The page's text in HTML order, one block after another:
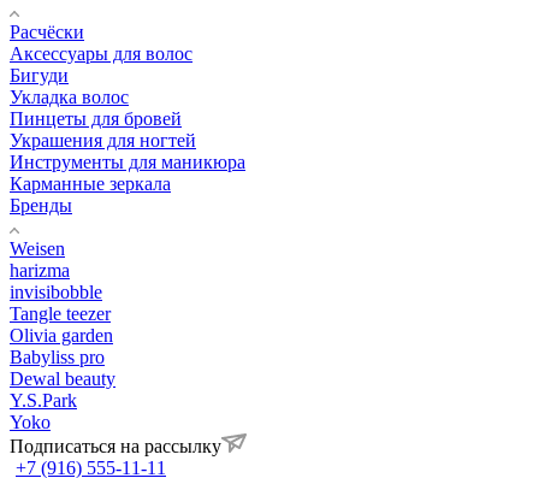
Расчёски
Аксессуары для волос
Бигуди
Укладка волос
Пинцеты для бровей
Украшения для ногтей
Инструменты для маникюра
Карманные зеркала
Бренды
Weisen
harizma
invisibobble
Tangle teezer
Olivia garden
Babyliss pro
Dewal beauty
Y.S.Park
Yoko
Подписаться на рассылку
+7 (916) 555-11-11